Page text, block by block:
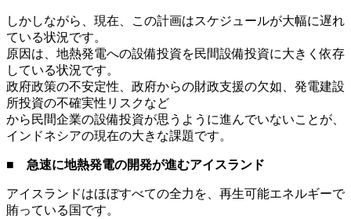
しかしながら、現在、この計画はスケジュールが大幅に遅れ
ている状況です。
原因は、地熱発電への設備投資を民間設備投資に大きく依存
している状況です。
政府政策の不安定性、政府からの財政支援の欠如、発電建設
所投資の不確実性リスクなど
から民間企業の設備投資が思うように進んでいないことが、
インドネシアの現在の大きな課題です。
■ 急速に地熱発電の開発が進むアイスランド
アイスランドはほぼすべての全力を、再生可能エネルギーで
賄っている国です。